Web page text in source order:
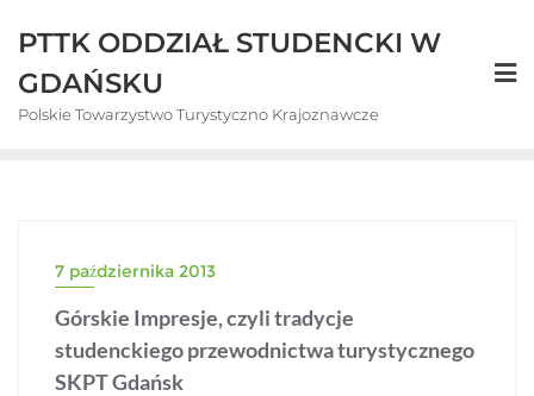
content
PTTK ODDZIAŁ STUDENCKI W
GDAŃSKU
Polskie Towarzystwo Turystyczno Krajoznawcze
7 października 2013
Górskie Impresje, czyli tradycje
studenckiego przewodnictwa turystycznego
SKPT Gdańsk